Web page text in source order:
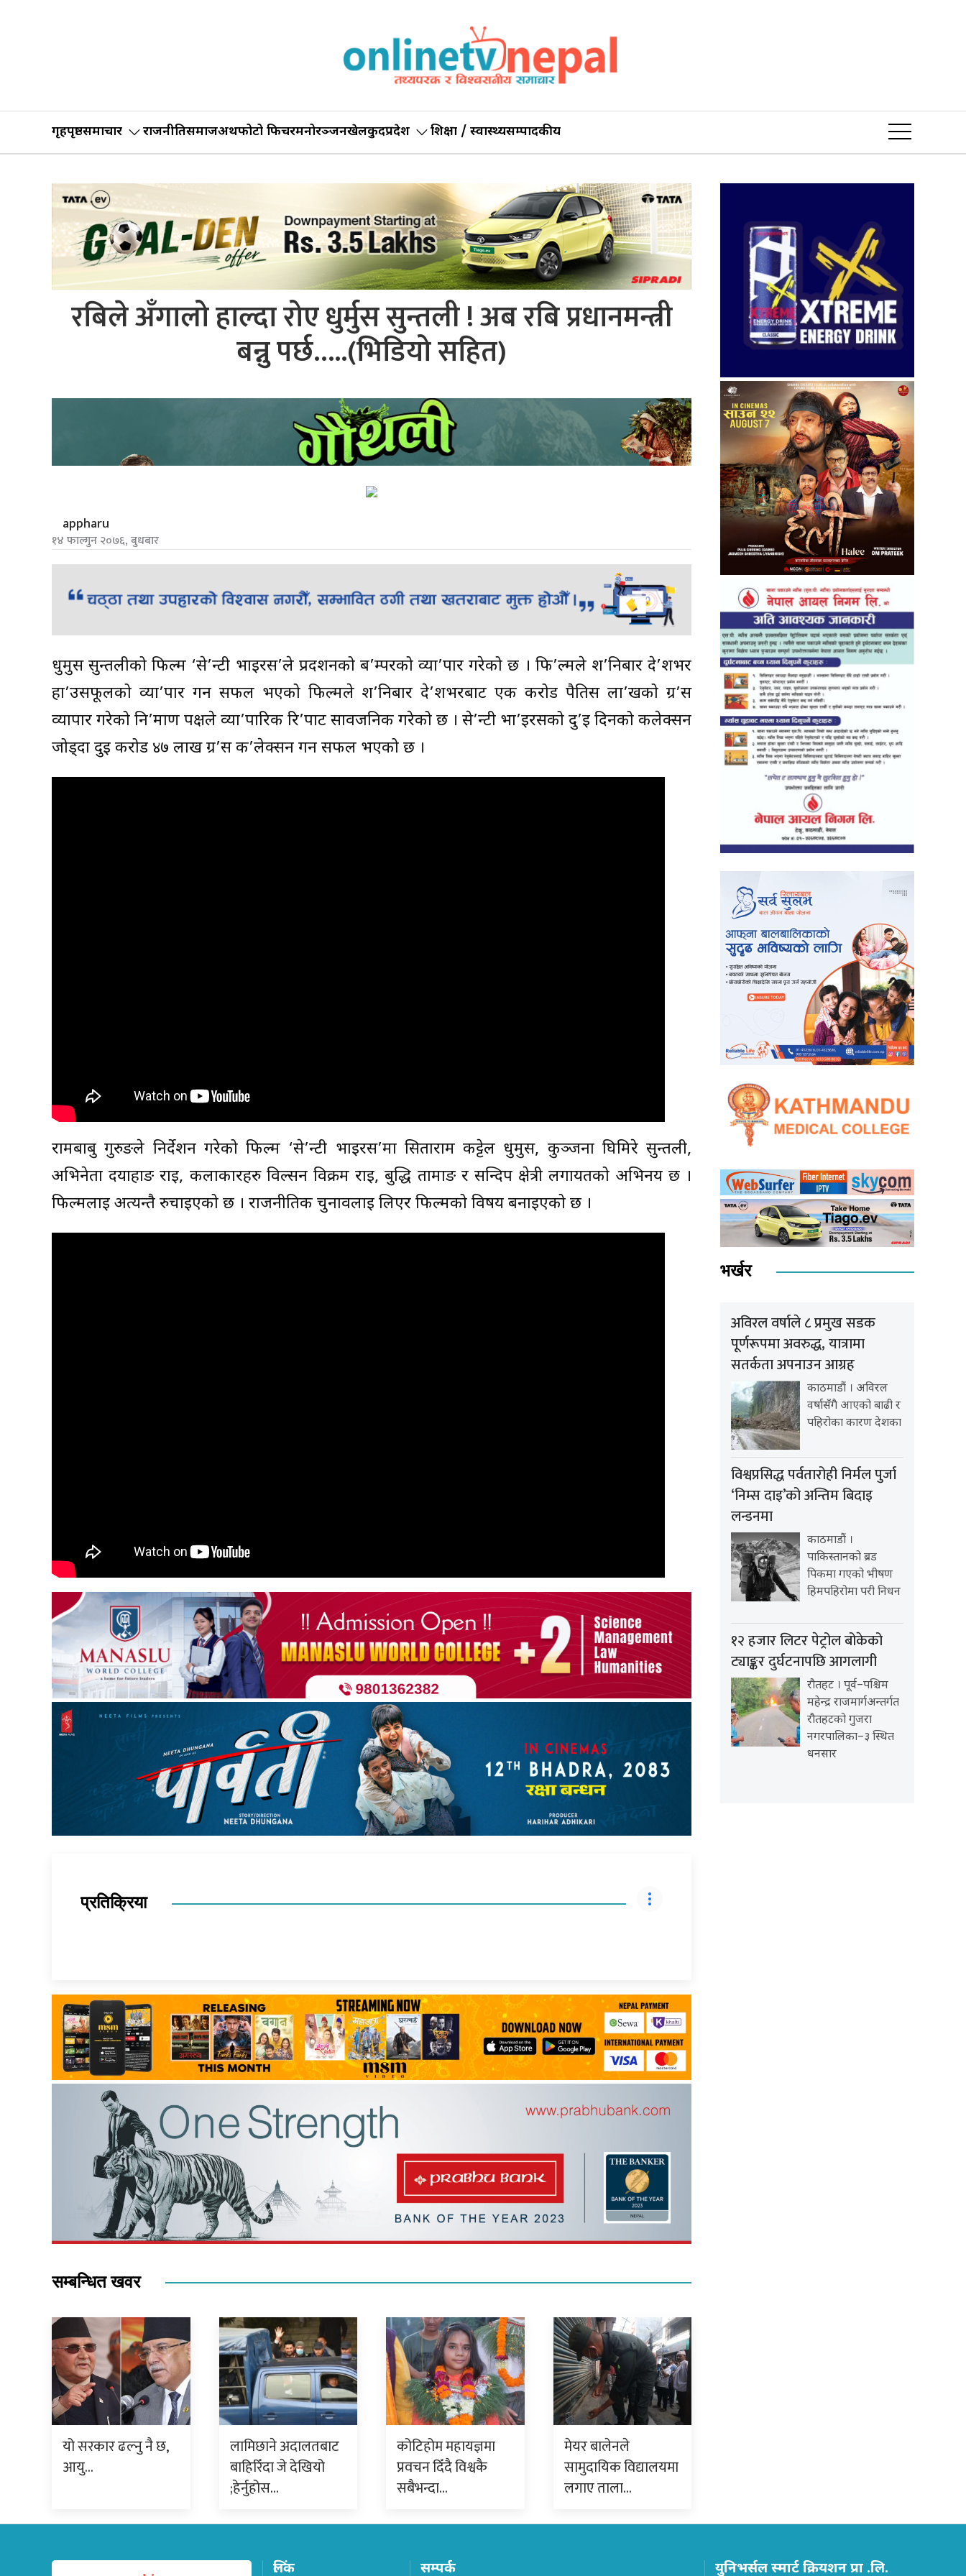
गृहपृष्ठसमाचार राजनीतिसमाजअर्थफोटो फिचरमनोरञ्जनखेलकुदप्रदेश शिक्षा / स्वास्थ्यसम्पादकीय
रबिले अँगालो हाल्दा रोए धुर्मुस सुन्तली ! अब रबि प्रधानमन्त्री
बन्नु पर्छ…..(भिडियो सहित)
appharu
१४ फाल्गुन २०७६, बुधबार
धुर्मुस सुन्तलीको फिल्म ‘से’न्टी भाइरस’ले प्रदर्शनको ब’म्परको व्या’पार गरेको छ । फि’ल्मले श’निबार दे’शभर
हा’उसफूलको व्या’पार गर्न सफल भएको फिल्मले श’निबार दे’शभरबाट एक करोड पैतिस ला’खको ग्र’स
व्यापार गरेको नि’र्माण पक्षले व्या’पारिक रि’पार्ट सार्वजनिक गरेको छ । से’न्टी भा’इरसको दु’ई दिनको कलेक्सन
जोड्दा दुई करोड ४७ लाख ग्र’स क’लेक्सन गर्न सफल भएको छ ।
रामबाबु गुरुङले निर्देशन गरेको फिल्म ‘से’न्टी भाइरस’मा सिताराम कट्टेल धुर्मुस, कुञ्जना घिमिरे सुन्तली,
अभिनेता दयाहाङ राई, कलाकारहरु विल्सन विक्रम राई, बुद्धि तामाङ र सन्दिप क्षेत्री लगायतको अभिनय छ ।
फिल्मलाई अत्यन्तै रुचाइएको छ । राजनीतिक चुनावलाई लिएर फिल्मको विषय बनाइएको छ ।
प्रतिक्रिया
सम्बन्धित खवर
यो सरकार ढल्नु नै छ,
आयु…
लामिछाने अदालतबाट
बाहिरिँदा जे देखियो
;हेर्नुहोस…
कोटिहोम महायज्ञमा
प्रवचन दिँदै विश्वकै
सबैभन्दा…
मेयर बालेनले
सामुदायिक विद्यालयमा
लगाए ताला…
भर्खर
अविरल वर्षाले ८ प्रमुख सडक
पूर्णरूपमा अवरुद्ध, यात्रामा
सतर्कता अपनाउन आग्रह
काठमाडौं । अविरल
वर्षासँगै आएको बाढी र
पहिरोका कारण देशका
विश्वप्रसिद्ध पर्वतारोही निर्मल पुर्जा
‘निम्स दाइ’को अन्तिम बिदाइ
लन्डनमा
काठमाडौं ।
पाकिस्तानको ब्रड
पिकमा गएको भीषण
हिमपहिरोमा परी निधन
१२ हजार लिटर पेट्रोल बोकेको
ट्याङ्कर दुर्घटनापछि आगलागी
रौतहट । पूर्व–पश्चिम
महेन्द्र राजमार्गअन्तर्गत
रौतहटको गुजरा
नगरपालिका–३ स्थित
धनसार
लिंक सम्पर्क युनिभर्सल स्मार्ट क्रियशन प्रा .लि.